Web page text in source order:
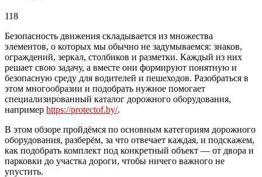
118
Безопасность движения складывается из множества
элементов, о которых мы обычно не задумываемся: знаков,
ограждений, зеркал, столбиков и разметки. Каждый из них
решает свою задачу, а вместе они формируют понятную и
безопасную среду для водителей и пешеходов. Разобраться в
этом многообразии и подобрать нужное помогает
специализированный каталог дорожного оборудования,
например https://protectof.by/.
В этом обзоре пройдёмся по основным категориям дорожного
оборудования, разберём, за что отвечает каждая, и подскажем,
как подобрать комплект под конкретный объект — от двора и
парковки до участка дороги, чтобы ничего важного не
упустить.